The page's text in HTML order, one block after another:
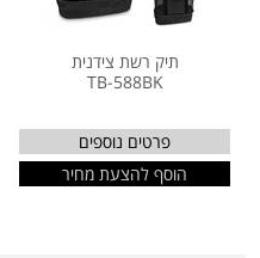
תיק רשת צידנית
TB-588BK
פרטים נוספים
הוסף להצעת מחיר